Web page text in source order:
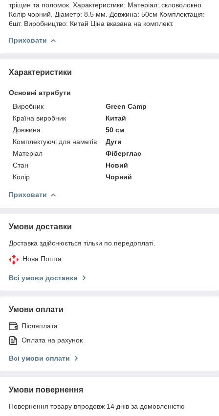
тріщин та поломок. Характеристики: Матеріал: скловолокно
Колір чорний. Діаметр: 8.5 мм. Довжина: 50см Комплектація:
6шт. Виробництво: Китай Ціна вказана на комплект.
Приховати
Характеристики
Основні атрибути
Виробник
Green Camp
Країна виробник
Китай
Довжина
50 см
Комплектуючі для наметів
Дуги
Матеріал
Фіберглас
Стан
Новий
Колір
Чорний
Приховати
Умови доставки
Доставка здійснюється тільки по передоплаті.
Нова Пошта
Всі умови доставки
Умови оплати
Післяплата
Оплата на рахунок
Всі умови оплати
Умови повернення
Повернення товару впродовж 14 днів за домовленістю